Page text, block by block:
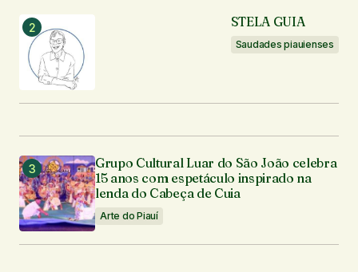
STELA GUIA
Saudades piauienses
Grupo Cultural Luar do São João celebra
15 anos com espetáculo inspirado na
lenda do Cabeça de Cuia
Arte do Piauí